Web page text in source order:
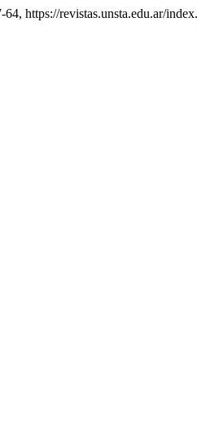
64, https://revistas.unsta.edu.ar/